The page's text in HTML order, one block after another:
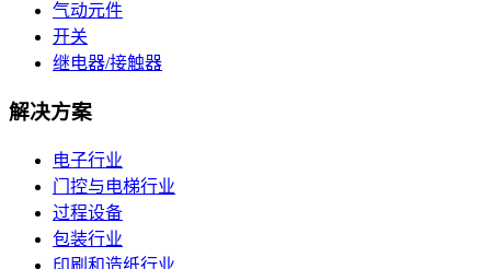
气动元件
开关
继电器/接触器
解决方案
电子行业
门控与电梯行业
过程设备
包装行业
印刷和造纸行业